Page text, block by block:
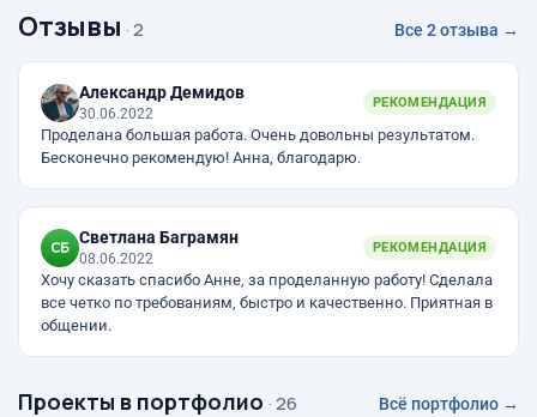
Отзывы · 2 Все 2 отзыва →
Александр Демидов
30.06.2022
РЕКОМЕНДАЦИЯ
Проделана большая работа. Очень довольны результатом.
Бесконечно рекомендую! Анна, благодарю.
Светлана Баграмян
08.06.2022
РЕКОМЕНДАЦИЯ
Хочу сказать спасибо Анне, за проделанную работу! Сделала
все четко по требованиям, быстро и качественно. Приятная в
общении.
Проекты в портфолио · 26 Всё портфолио →